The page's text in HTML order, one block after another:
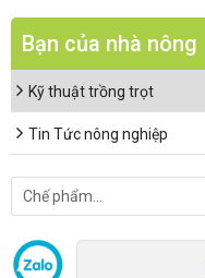
Bạn của nhà nông
Kỹ thuật trồng trọt
Tin Tức nông nghiệp